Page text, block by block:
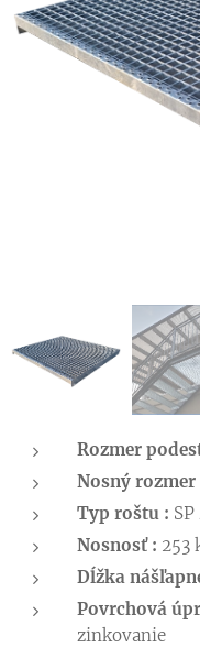
Rozmer
Nosný rozmer
Typ roštu :
Nosnosť : 253
Dĺžka
Povrchová
zinkovanie